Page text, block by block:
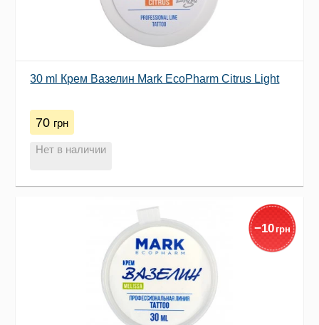
30 ml Крем Вазелин Mark EcoPharm Citrus Light
70 грн
Нет в наличии
−10грн